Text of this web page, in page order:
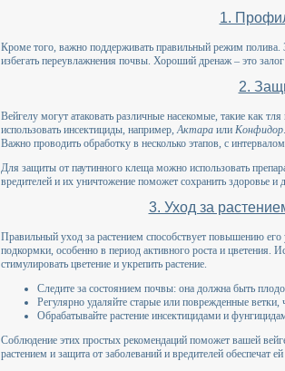
1.
Кроме того, важно поддерживать правильный режим полива.
избегать переувлажнения почвы. Хороший дренаж – это
2.
Вейгелу могут атаковать различные насекомые, такие как
использовать инсектициды, например,Актара или Конфидор
Важно проводить обработку в несколько этапов, с
Для защиты от паутинного клеща можно использовать
вредителей и их уничтожение поможет сохранить здоровье и
3. Уход за
Правильный уход за растением способствует повышению
подкормки, особенно в период активного роста и
стимулировать цветение и укрепить растение.
Следите за состоянием почвы: она должна быть
Регулярно удаляйте старые или поврежденные
Обрабатывайте растение инсектицидами и
Соблюдение этих простых рекомендаций поможет вашей
растением и защита от заболеваний и вредителей обеспечат